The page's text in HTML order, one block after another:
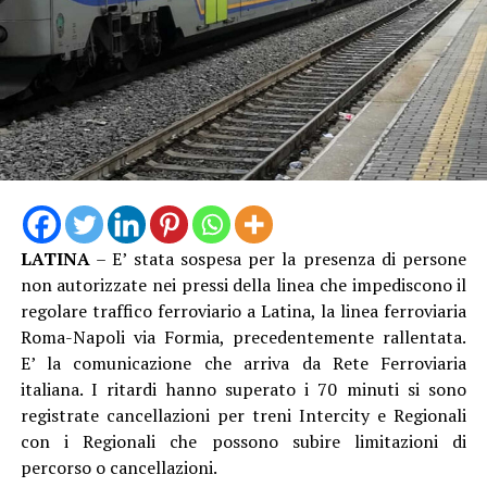
Dunque nuovi scioperi in vista?
“Cercheremo in tutte le sedi di farci sentire, ma abbiamo
sempre utilizzato gli strumenti di legge. È ovvio che
qualora una situazione del genere dovesse continuare,
aprire le procedure di raffreddamento e conciliazione
sarebbe un passo ipotizzabile”.
LATINA– E’ stata sospesa per la presenza di persone
non autorizzate nei pressi della linea che impediscono il
regolare traffico ferroviario a Latina, la linea ferroviaria
Roma-Napoli via Formia, precedentemente rallentata.
E’ la comunicazione che arriva da Rete Ferroviaria
italiana. I ritardi hanno superato i 70 minuti si sono
registrate cancellazioni per treni Intercity e Regionali
con i Regionali che possono subire limitazioni di
percorso o cancellazioni.